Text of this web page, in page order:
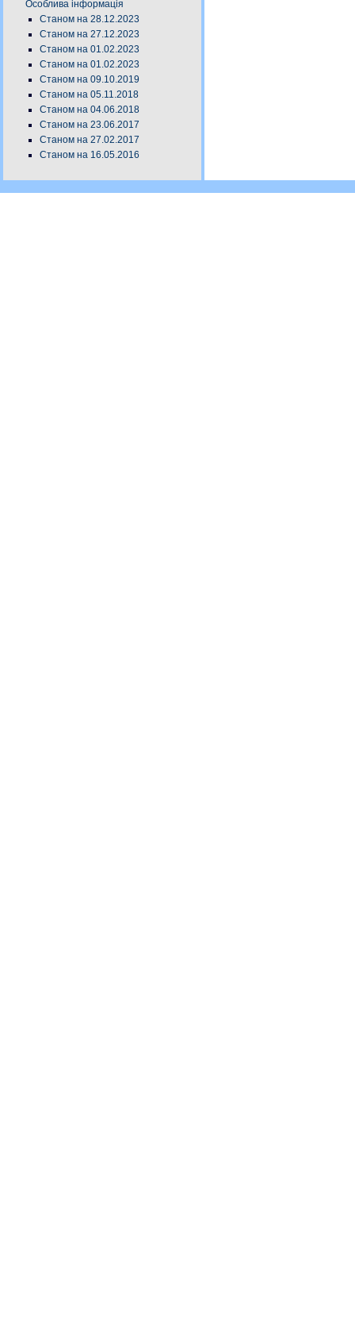
Особлива інформація
Станом на 28.12.2023
Станом на 27.12.2023
Станом на 01.02.2023
Станом на 01.02.2023
Станом на 09.10.2019
Станом на 05.11.2018
Станом на 04.06.2018
Станом на 23.06.2017
Станом на 27.02.2017
Станом на 16.05.2016